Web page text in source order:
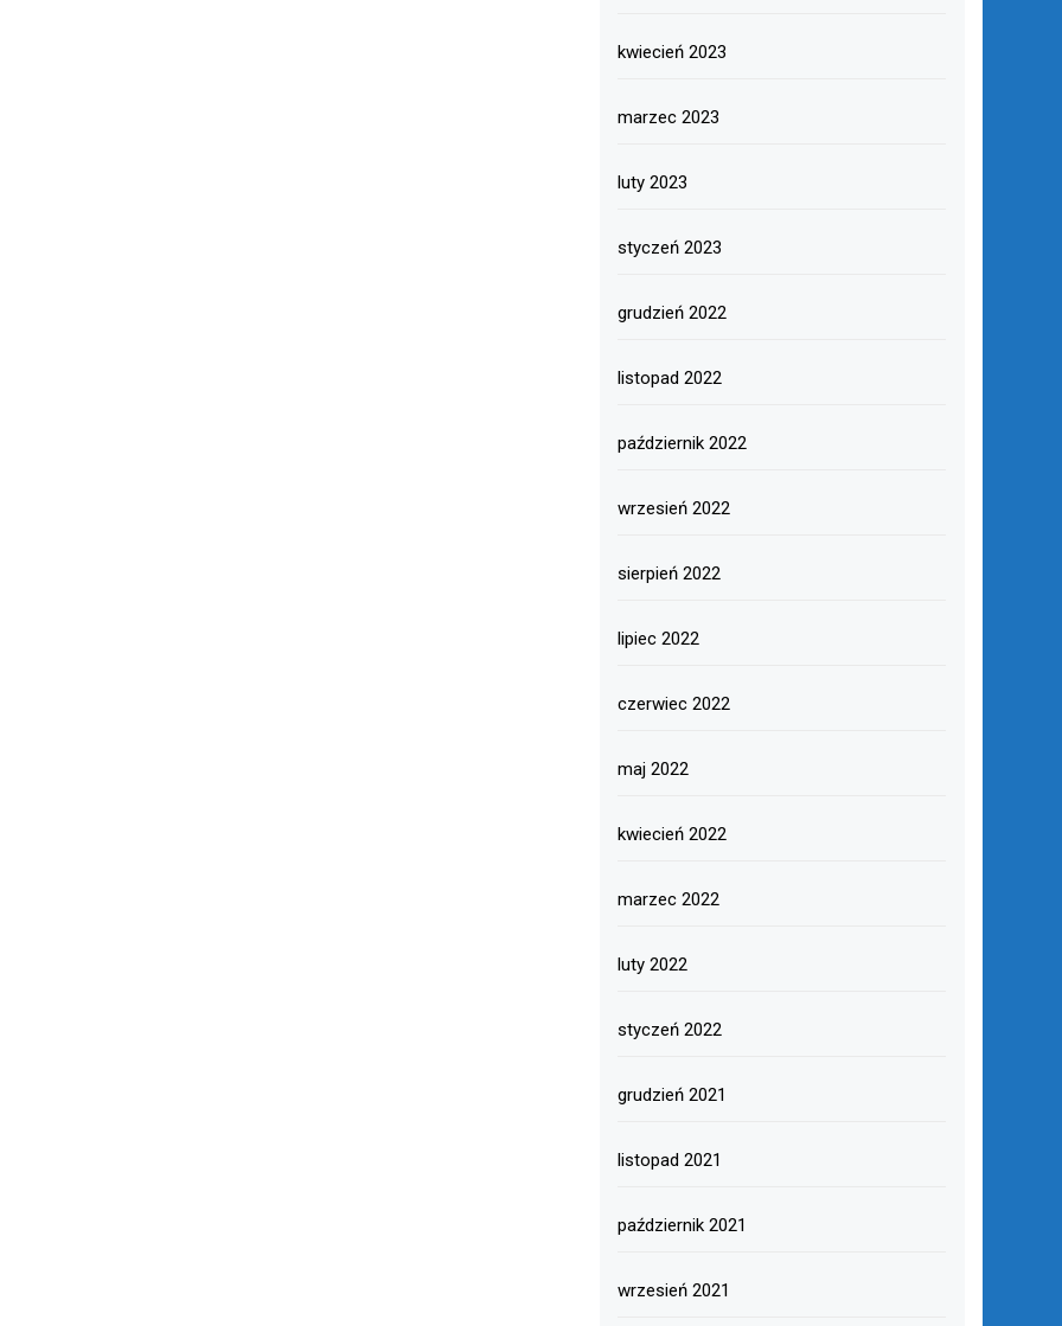
kwiecień 2023
marzec 2023
luty 2023
styczeń 2023
grudzień 2022
listopad 2022
październik 2022
wrzesień 2022
sierpień 2022
lipiec 2022
czerwiec 2022
maj 2022
kwiecień 2022
marzec 2022
luty 2022
styczeń 2022
grudzień 2021
listopad 2021
październik 2021
wrzesień 2021